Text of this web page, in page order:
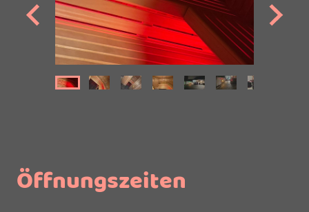
Öffnungszeiten